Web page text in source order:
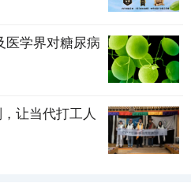
医学界对糖尿病
让当代打工人